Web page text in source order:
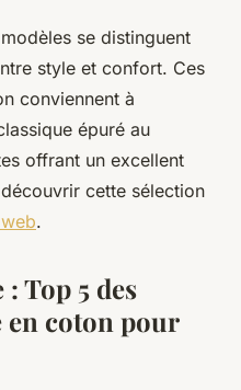
se distinguent
style et confort. Ces
conviennent à
épuré au
offrant un excellent
cette sélection
.
Top 5 des
en coton pour